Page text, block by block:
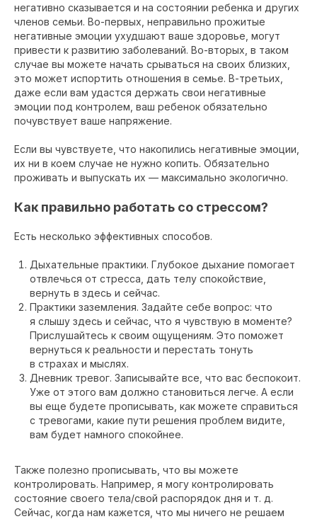
негативно сказывается и на состоянии ребенка и других
членов семьи. Во-первых, неправильно прожитые
негативные эмоции ухудшают ваше здоровье, могут
привести к развитию заболеваний. Во-вторых, в таком
случае вы можете начать срываться на своих близких,
это может испортить отношения в семье. В-третьих,
даже если вам удастся держать свои негативные
эмоции под контролем, ваш ребенок обязательно
почувствует ваше напряжение.
Если вы чувствуете, что накопились негативные эмоции,
их ни в коем случае не нужно копить. Обязательно
проживать и выпускать их — максимально экологично.
Как правильно работать со стрессом?
Есть несколько эффективных способов.
Дыхательные практики. Глубокое дыхание помогает
отвлечься от стресса, дать телу спокойствие,
вернуть в здесь и сейчас.
Практики заземления. Задайте себе вопрос: что
я слышу здесь и сейчас, что я чувствую в моменте?
Прислушайтесь к своим ощущениям. Это поможет
вернуться к реальности и перестать тонуть
в страхах и мыслях.
Дневник тревог. Записывайте все, что вас беспокоит.
Уже от этого вам должно становиться легче. А если
вы еще будете прописывать, как можете справиться
с тревогами, какие пути решения проблем видите,
вам будет намного спокойнее.
Также полезно прописывать, что вы можете
контролировать. Например, я могу контролировать
состояние своего тела/свой распорядок дня и т. д.
Сейчас, когда нам кажется, что мы ничего не решаем